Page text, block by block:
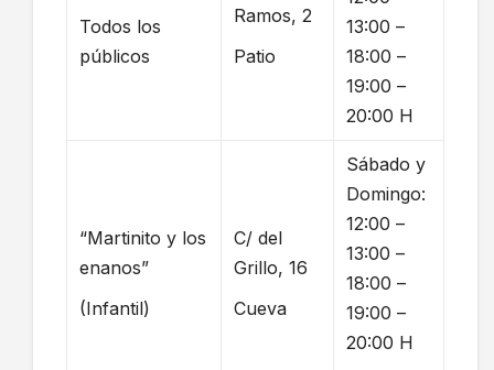
Todos los
públicos
Ramos, 2
Patio
13:00 –
18:00 –
19:00 –
20:00 H
“Martinito y los
enanos”
(Infantil)
C/ del
Grillo, 16
Cueva
Sábado y
Domingo:
12:00 –
13:00 –
18:00 –
19:00 –
20:00 H